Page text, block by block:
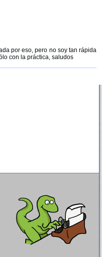
por eso, pero no soy tan rápida
con la práctica, saludos